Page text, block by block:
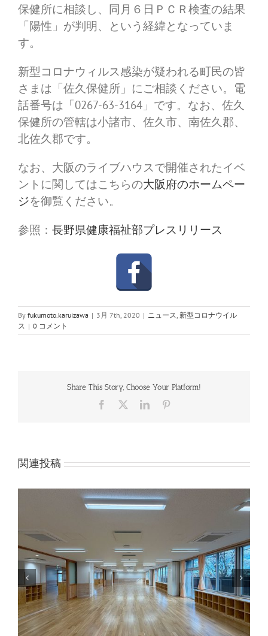
保健所に相談し、同月６日ＰＣＲ検査の結果
「陽性」が判明、という経緯となっていま
す。
新型コロナウィルス感染が疑われる町民の皆
さまは「佐久保健所」にご相談ください。電
話番号は「0267-63-3164」です。なお、佐久
保健所の管轄は小諸市、佐久市、南佐久郡、
北佐久郡です。
なお、大阪のライブハウスで開催されたイベ
ントに関してはこちらの大阪府のホームペー
ジを御覧ください。
参照： 長野県健康福祉部プレスリリース
By fukumoto.karuizawa | 3月 7th, 2020 | ニュース 新型コロナウイル
ス | 0 コメント
Share This Story, Choose Your Platform!
Facebook LinkedIn
関連投稿
給付型の大学生等奨学金受付中